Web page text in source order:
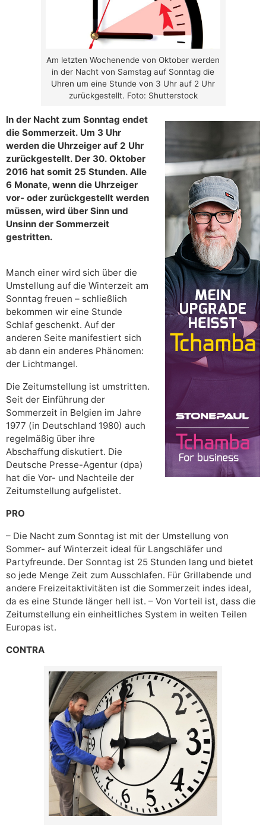
Am letzten Wochenende von Oktober werden
in der Nacht von Samstag auf Sonntag die
Uhren um eine Stunde von 3 Uhr auf 2 Uhr
zurückgestellt. Foto: Shutterstock
In der Nacht zum Sonntag endet
die Sommerzeit. Um 3 Uhr
werden die Uhrzeiger auf 2 Uhr
zurückgestellt. Der 30. Oktober
2016 hat somit 25 Stunden. Alle
6 Monate, wenn die Uhrzeiger
vor- oder zurückgestellt werden
müssen, wird über Sinn und
Unsinn der Sommerzeit
gestritten.
Manch einer wird sich über die
Umstellung auf die Winterzeit am
Sonntag freuen – schließlich
bekommen wir eine Stunde
Schlaf geschenkt. Auf der
anderen Seite manifestiert sich
ab dann ein anderes Phänomen:
der Lichtmangel.
Die Zeitumstellung ist umstritten.
Seit der Einführung der
Sommerzeit in Belgien im Jahre
1977 (in Deutschland 1980) auch
regelmäßig über ihre
Abschaffung diskutiert. Die
Deutsche Presse-Agentur (dpa)
hat die Vor- und Nachteile der
Zeitumstellung aufgelistet.
PRO
– Die Nacht zum Sonntag ist mit der Umstellung von
Sommer- auf Winterzeit ideal für Langschläfer und
Partyfreunde. Der Sonntag ist 25 Stunden lang und bietet
so jede Menge Zeit zum Ausschlafen. Für Grillabende und
andere Freizeitaktivitäten ist die Sommerzeit indes ideal,
da es eine Stunde länger hell ist. – Von Vorteil ist, dass die
Zeitumstellung ein einheitliches System in weiten Teilen
Europas ist.
CONTRA